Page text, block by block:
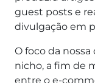
guest posts e
divulgação em
O foco da
nicho, a fim de
entre o e-